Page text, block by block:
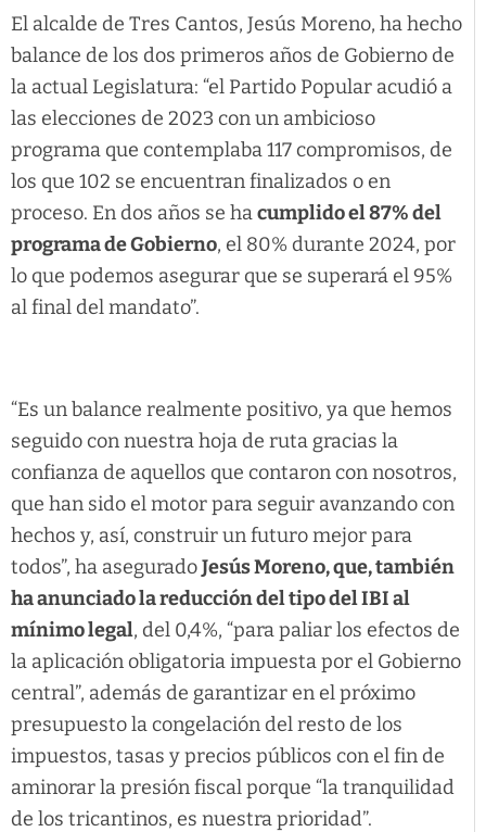
El alcalde de Tres Cantos, Jesús Moreno, ha hecho
balance de los dos primeros años de Gobierno de
la actual Legislatura: “el Partido Popular acudió a
las elecciones de 2023 con un ambicioso
programa que contemplaba 117 compromisos, de
los que 102 se encuentran finalizados o en
proceso. En dos años se hacumplido el 87% del
programa de Gobierno, el 80% durante 2024, por
lo que podemos asegurar que se superará el 95%
al final del mandato”.
“Es un balance realmente positivo, ya que hemos
seguido con nuestra hoja de ruta gracias la
confianza de aquellos que contaron con nosotros,
que han sido el motor para seguir avanzando con
hechos y, así, construir un futuro mejor para
todos”, ha aseguradoJesús Moreno, que, también
ha anunciado la reducción del tipo del IBI al
mínimo legal, del 0,4%, “para paliar los efectos de
la aplicación obligatoria impuesta por el Gobierno
central”, además de garantizar en el próximo
presupuesto la congelación del resto de los
impuestos, tasas y precios públicos con el fin de
aminorar la presión fiscal porque “la tranquilidad
de los tricantinos, es nuestra prioridad”.